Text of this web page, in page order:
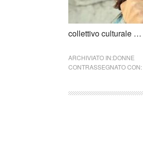
collettivo culturale …
ARCHIVIATO IN:DONNE
CONTRASSEGNATO CON: